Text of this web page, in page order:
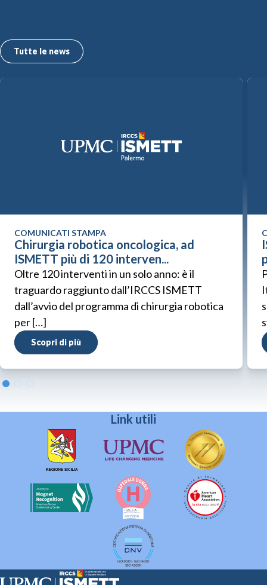
Tutte le news
COMUNICATI STAMPA
Chirurgia robotica oncologica, ad
ISMETT più di 120 interven...
Oltre 120 interventi in un solo anno: è il
traguardo raggiunto dall’IRCCS ISMETT
dall’avvio del programma di chirurgia robotica
per […]
Scopri di più
Link utili